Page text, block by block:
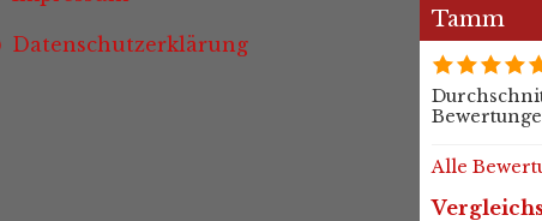
Datenschutzerklärung
Tamm
Alle